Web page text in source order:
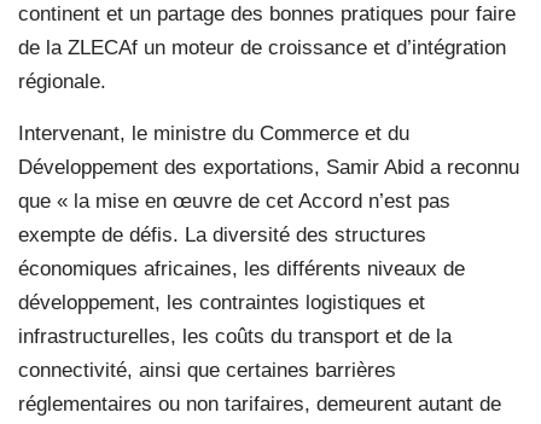
continent et un partage des bonnes pratiques pour faire
de la ZLECAf un moteur de croissance et d’intégration
régionale.
Intervenant, le ministre du Commerce et du
Développement des exportations, Samir Abid a reconnu
que « la mise en œuvre de cet Accord n’est pas
exempte de défis. La diversité des structures
économiques africaines, les différents niveaux de
développement, les contraintes logistiques et
infrastructurelles, les coûts du transport et de la
connectivité, ainsi que certaines barrières
réglementaires ou non tarifaires, demeurent autant de